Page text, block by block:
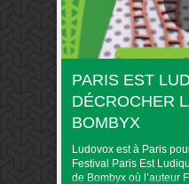
PARIS EST
DÉCROCHER
BOMBYX
Ludovox est à Paris
Festival Paris Est
de Bombyx où l’auteur